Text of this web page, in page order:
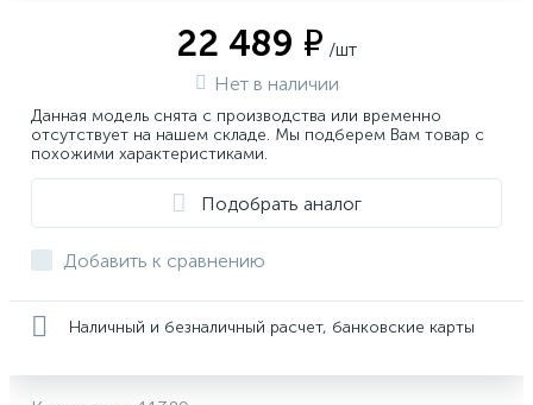
22 489 ₽ /шт
Нет в наличии
Данная модель снята с производства или временно
отсутствует на нашем складе. Мы подберем Вам товар с
похожими характеристиками.
Подобрать аналог
Добавить к сравнению
Наличный и безналичный расчет, банковские карты